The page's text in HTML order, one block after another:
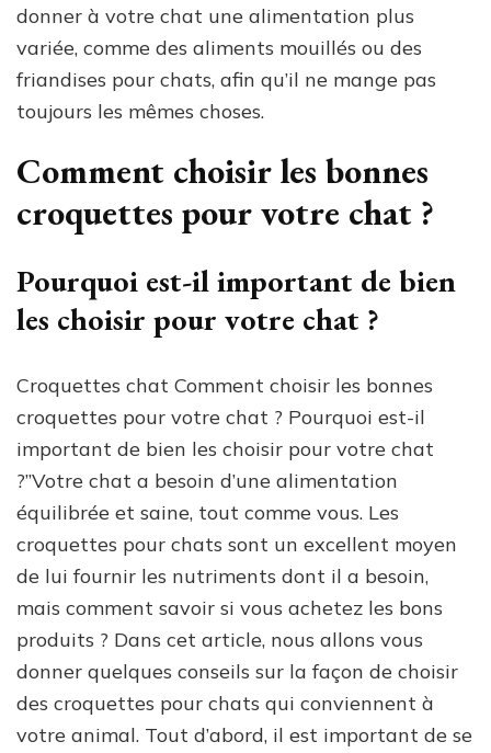
donner à votre chat une alimentation plus
variée, comme des aliments mouillés ou des
friandises pour chats, afin qu’il ne mange pas
toujours les mêmes choses.
Comment choisir les bonnes
croquettes pour votre chat ?
Pourquoi est-il important de bien
les choisir pour votre chat ?
Croquettes chat Comment choisir les bonnes
croquettes pour votre chat ? Pourquoi est-il
important de bien les choisir pour votre chat
?”Votre chat a besoin d’une alimentation
équilibrée et saine, tout comme vous. Les
croquettes pour chats sont un excellent moyen
de lui fournir les nutriments dont il a besoin,
mais comment savoir si vous achetez les bons
produits ? Dans cet article, nous allons vous
donner quelques conseils sur la façon de choisir
des croquettes pour chats qui conviennent à
votre animal. Tout d’abord, il est important de se